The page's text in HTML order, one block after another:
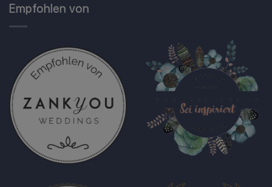
Empfohlen von